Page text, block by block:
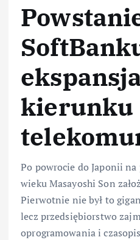
kierunku
Po powrocie do Japonii
wieku Masayoshi Son
Pierwotnie nie był to
lecz przedsiębiorstwo
oprogramowania i